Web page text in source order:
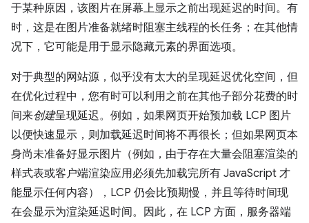
于某种原因，该图片在屏幕上显示之前出现延迟的时间。有
时，这是在图片准备就绪时阻塞主线程的长任务；在其他情
况下，它可能是用于显示隐藏元素的界面选项。
对于典型的网站源，似乎没有太大的呈现延迟优化空间，但
在优化过程中，您有时可以利用之前在其他子部分花费的时
间来创建呈现延迟。例如，如果网页开始预加载 LCP 图片
以便快速显示，则加载延迟时间将不再很长；但如果网页本
身尚未准备好显示图片（例如，由于存在大量会阻塞渲染的
样式表或客户端渲染应用必须先加载完所有 JavaScript 才
能显示任何内容），LCP 仍会比预期慢，并且等待时间现
在会显示为渲染延迟时间。因此，在 LCP 方面，服务器端